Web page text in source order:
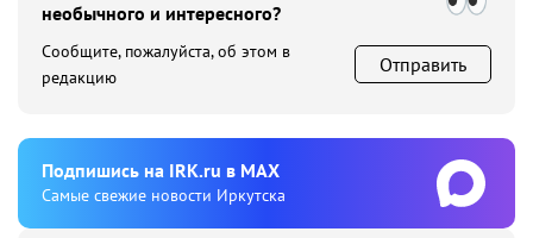
необычного и интересного?
Сообщите, пожалуйста, об этом в
редакцию
Отправить
Подпишиcь на IRK.ru в MAX
Cамые свежие новости Иркутска